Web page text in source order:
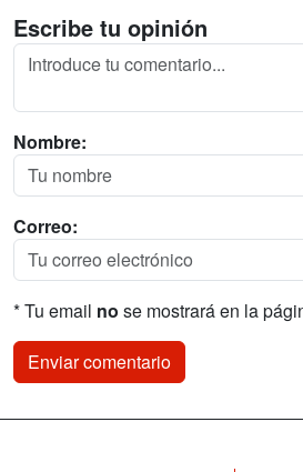
Escribe tu opinión
Nombre:
Correo:
* Tu email no se mostrará en la